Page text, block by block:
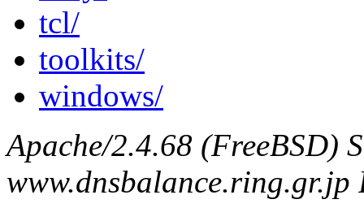
tcl/
toolkits/
windows/
Apache/2.4.68 (FreeBSD)
www.dnsbalance.ring.gr.jp